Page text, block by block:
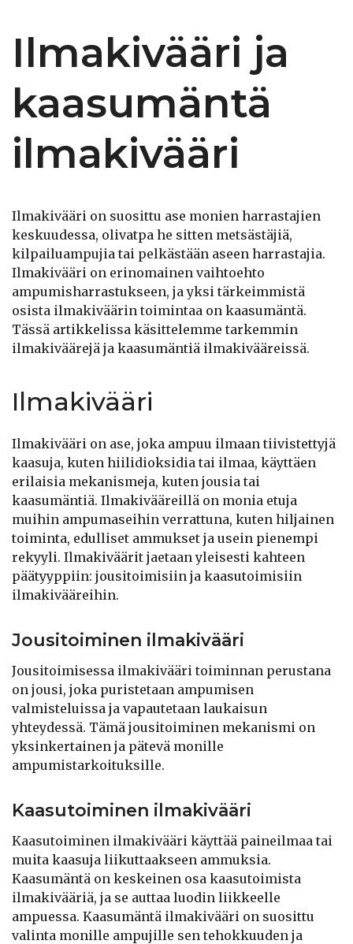
Ilmakivääri ja
kaasumäntä
ilmakivääri
Ilmakivääri on suosittu ase monien harrastajien
keskuudessa, olivatpa he sitten metsästäjiä,
kilpailuampujia tai pelkästään aseen harrastajia.
Ilmakivääri on erinomainen vaihtoehto
ampumisharrastukseen, ja yksi tärkeimmistä
osista ilmakiväärin toimintaa on kaasumäntä.
Tässä artikkelissa käsittelemme tarkemmin
ilmakiväärejä ja kaasumäntiä ilmakivääreissä.
Ilmakivääri
Ilmakivääri on ase, joka ampuu ilmaan tiivistettyjä
kaasuja, kuten hiilidioksidia tai ilmaa, käyttäen
erilaisia mekanismeja, kuten jousia tai
kaasumäntiä. Ilmakivääreillä on monia etuja
muihin ampumaseihin verrattuna, kuten hiljainen
toiminta, edulliset ammukset ja usein pienempi
rekyyli. Ilmakiväärit jaetaan yleisesti kahteen
päätyyppiin: jousitoimisiin ja kaasutoimisiin
ilmakivääreihin.
Jousitoiminen ilmakivääri
Jousitoimisessa ilmakivääri toiminnan perustana
on jousi, joka puristetaan ampumisen
valmisteluissa ja vapautetaan laukaisun
yhteydessä. Tämä jousitoiminen mekanismi on
yksinkertainen ja pätevä monille
ampumistarkoituksille.
Kaasutoiminen ilmakivääri
Kaasutoiminen ilmakivääri käyttää paineilmaa tai
muita kaasuja liikuttaakseen ammuksia.
Kaasumäntä on keskeinen osa kaasutoimista
ilmakivääriä, ja se auttaa luodin liikkeelle
ampuessa. Kaasumäntä ilmakivääri on suosittu
valinta monille ampujille sen tehokkuuden ja